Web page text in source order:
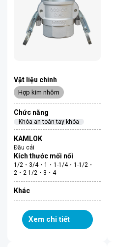
Vật liệu chính
Hợp kim nhôm
Chức năng
Khóa an toàn tay khóa
KAMLOK
Đầu cái
Kích thước mối nối
1/2・3/4・1・1-1/4・1-1/2・
2・2-1/2・3・4
Khác
Xem chi tiết